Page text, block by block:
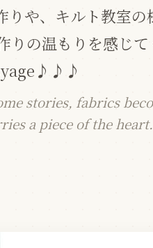
りや、キルト教室
りの温もりを感じ
stories, fabrics
a piece of the heart.